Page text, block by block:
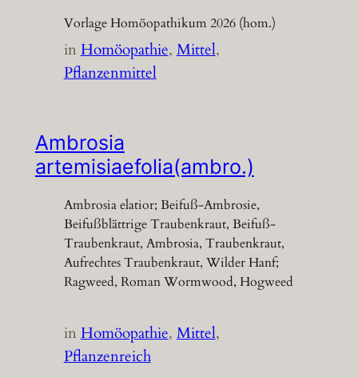
Vorlage Homöopathikum 2026 (hom.)
inHomöopathie, Mittel
Pflanzenmittel
Ambrosia
artemisiaefolia(ambro.)
Ambrosia elatior; Beifuß-Ambrosie,
Beifußblättrige Traubenkraut, Beifuß-
Traubenkraut, Ambrosia, Traubenkraut,
Aufrechtes Traubenkraut, Wilder Hanf;
Ragweed, Roman Wormwood, Hogweed
inHomöopathie, Mittel
Pflanzenreich